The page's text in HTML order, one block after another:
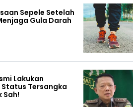
Sepele Setelah
Gula Darah
Lakukan
Tersangka
Sah!